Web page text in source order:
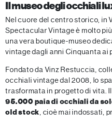
Il museo degli occhiali
Nel cuore del centro storico, in
Spectacular Vintage è molto
una vera boutique-museo
vintage dagli anni Cinquanta ai
Fondato da Vinz Restuccia,
occhiali vintage dal 2008, lo
trasformata in progetto di vita.
95.000 paia di occhiali da
old stock, cioè mai indossati,